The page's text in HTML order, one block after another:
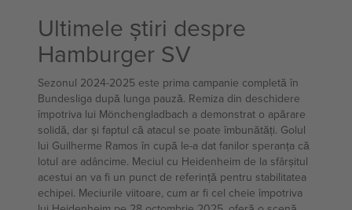
Ultimele știri despre
Hamburger SV
Sezonul 2024-2025 este prima campanie completă în
Bundesliga după lunga pauză. Remiza din deschidere
împotriva lui Mönchengladbach a demonstrat o apărare
solidă, dar și faptul că atacul se poate îmbunătăți. Golul
lui Guilherme Ramos în cupă le-a dat fanilor speranța că
lotul are adâncime. Meciul cu Heidenheim de la sfârșitul
acestui an va fi un punct de referință pentru stabilitatea
echipei. Meciurile viitoare, cum ar fi cel cheie împotriva